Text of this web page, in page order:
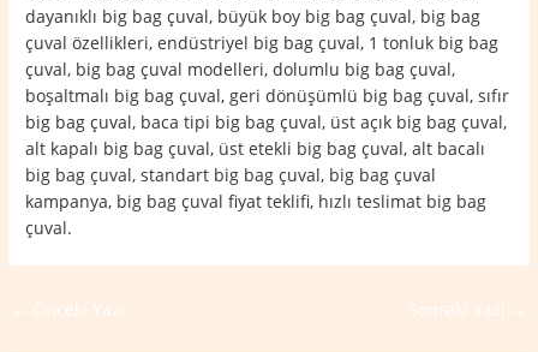
dayanıklı big bag çuval, büyük boy big bag çuval, big bag
çuval özellikleri, endüstriyel big bag çuval, 1 tonluk big bag
çuval, big bag çuval modelleri, dolumlu big bag çuval,
boşaltmalı big bag çuval, geri dönüşümlü big bag çuval, sıfır
big bag çuval, baca tipi big bag çuval, üst açık big bag çuval,
alt kapalı big bag çuval, üst etekli big bag çuval, alt bacalı
big bag çuval, standart big bag çuval, big bag çuval
kampanya, big bag çuval fiyat teklifi, hızlı teslimat big bag
çuval.
← Önceki Yazı Sonraki Yazı →